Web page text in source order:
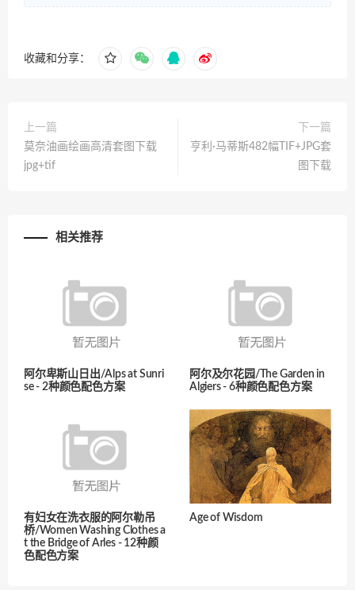
收藏和分享：
上一篇
莫奈油画绘画高清套图下载
jpg+tif
下一篇
亨利·马蒂斯482幅TIF+JPG套
图下载
相关推荐
阿尔卑斯山日出/Alps at Sunri
se - 2种颜色配色方案
阿尔及尔花园/The Garden in
Algiers - 6种颜色配色方案
有妇女在洗衣服的阿尔勒吊
桥/Women Washing Clothes a
t the Bridge of Arles - 12种颜
色配色方案
Age of Wisdom